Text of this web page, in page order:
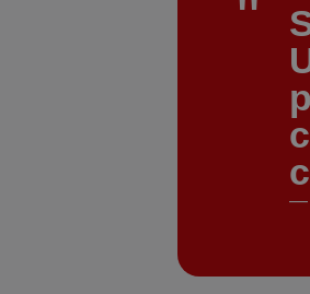
—